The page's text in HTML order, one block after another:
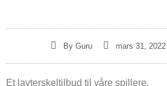
By Guru mars 31, 2022
Et lavterskeltilbud til våre spillere.